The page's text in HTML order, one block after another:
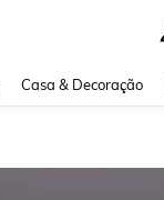
Casa & Decoração